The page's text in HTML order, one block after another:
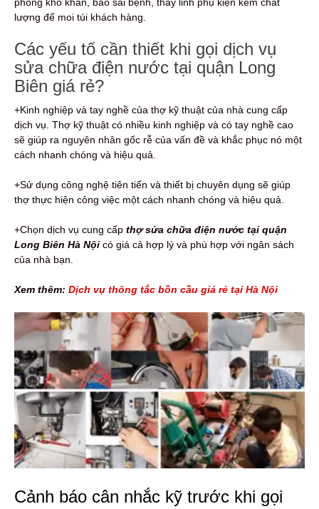
lượng để moi túi khách hàng.
Các yếu tố cần thiết khi gọi dịch vụ
sửa chữa điện nước tại quận Long
Biên giá rẻ?
+Kinh nghiệp và tay nghề của thợ kỹ thuật của nhà cung cấp
dịch vụ. Thợ kỹ thuật có nhiều kinh nghiệp và có tay nghề cao
sẽ giúp ra nguyên nhân gốc rễ của vấn đề và khắc phục nó một
cách nhanh chóng và hiệu quả.
+Sử dụng công nghệ tiên tiến và thiết bị chuyên dụng sẽ giúp
thợ thực hiện công việc một cách nhanh chóng và hiệu quả.
+Chọn dịch vụ cung cấp thợ sửa chữa điện nước tại quận
Long Biên Hà Nội có giá cả hợp lý và phù hợp với ngân sách
của nhà bạn.
Xem thêm: Dịch vụ thông tắc bồn cầu giá rẻ tại Hà Nội
Cảnh báo cân nhắc kỹ trước khi gọi